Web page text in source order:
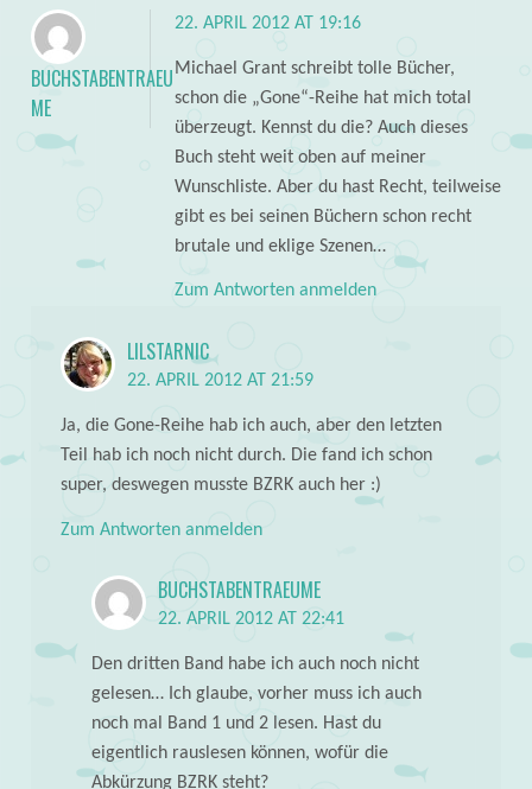
BUCHSTABENTRAEU
ME
22. APRIL 2012 AT 19:16
Michael Grant schreibt tolle Bücher,
schon die „Gone“-Reihe hat mich total
überzeugt. Kennst du die? Auch dieses
Buch steht weit oben auf meiner
Wunschliste. Aber du hast Recht, teilweise
gibt es bei seinen Büchern schon recht
brutale und eklige Szenen…
Zum Antworten anmelden
LILSTARNIC
22. APRIL 2012 AT 21:59
Ja, die Gone-Reihe hab ich auch, aber den letzten
Teil hab ich noch nicht durch. Die fand ich schon
super, deswegen musste BZRK auch her :)
Zum Antworten anmelden
BUCHSTABENTRAEUME
22. APRIL 2012 AT 22:41
Den dritten Band habe ich auch noch nicht
gelesen… Ich glaube, vorher muss ich auch
noch mal Band 1 und 2 lesen. Hast du
eigentlich rauslesen können, wofür die
Abkürzung BZRK steht?